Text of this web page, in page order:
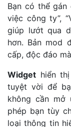
Bạn có thể gán
việc công ty”,
giúp lướt qua
hơn. Bản mod
cấp, độc đáo
Widget hiển
tuyệt vời để
không cần mở
phép bạn tùy
loại thông tin